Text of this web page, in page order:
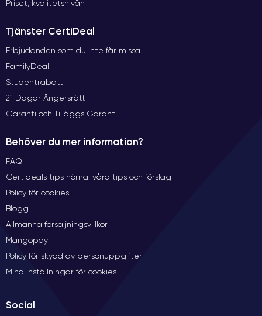
Priset, kvalitetsnivån
Tjänster CertiDeal
Erbjudanden som du inte får missa
FamilyDeal
Studentrabatt
21 Dagar Ångersrätt
Garanti och Tilläggs Garanti
Behöver du mer information?
FAQ
Certideals tips hörna: våra tips och förslag
Policy för cookies
Blogg
Allmänna försäljningsvillkor
Mangopay
Policy för skydd av personuppgifter
Mina inställningar för cookies
Social